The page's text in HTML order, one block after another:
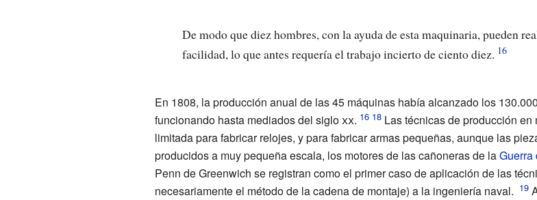
De modo que diez hombres, con la ayuda de esta maquinaria, pueden
facilidad, lo que antes requería el trabajo incierto de ciento diez.
En 1808, la producción anual de las 45 máquinas había alcanzado los
funcionando hasta mediados del sigloxx.
Las técnicas de producción en
limitada para fabricar relojes, y para fabricar armas pequeñas, aunque las
producidos a muy pequeña escala, los motores de las cañoneras de laGuerra
Penn de Greenwich se registran como el primer caso de aplicación de las
necesariamente el método de la cadena de montaje) a la ingeniería naval.